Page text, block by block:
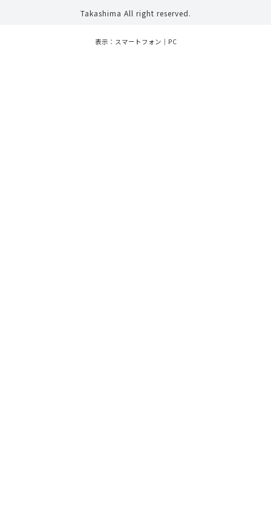
Takashima All right reserved.
表示：スマートフォン｜ PC